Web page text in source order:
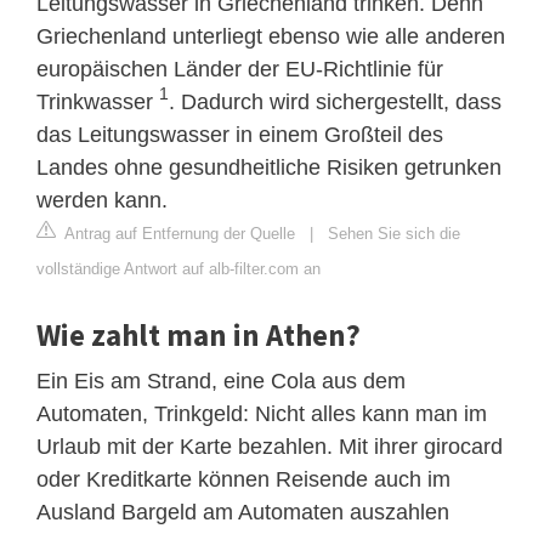
Griechenland unterliegt ebenso wie alle anderen
europäischen Länder der EU-Richtlinie für
Trinkwasser 1. Dadurch wird sichergestellt, dass
das Leitungswasser in einem Großteil des
Landes ohne gesundheitliche Risiken getrunken
werden kann.
Antrag auf Entfernung der Quelle | Sehen Sie sich die
vollständige Antwort auf alb-filter.com an
Wie zahlt man in Athen?
Ein Eis am Strand, eine Cola aus dem
Automaten, Trinkgeld: Nicht alles kann man im
Urlaub mit der Karte bezahlen. Mit ihrer girocard
oder Kreditkarte können Reisende auch im
Ausland Bargeld am Automaten auszahlen